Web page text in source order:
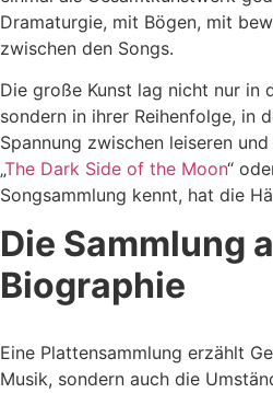
Dramaturgie, mit Bögen, mit
zwischen den Songs.
Die große Kunst lag nicht nur in
sondern in ihrer Reihenfolge, in
Spannung zwischen leiseren
„The Dark Side of the Moon“
Songsammlung kennt, hat die
Die Sammlung
Biographie
Eine Plattensammlung erzählt
Musik, sondern auch die